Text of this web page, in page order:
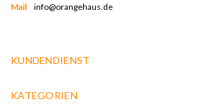
Mail info@orangehaus.de
KUNDENDIENST
KATEGORIEN